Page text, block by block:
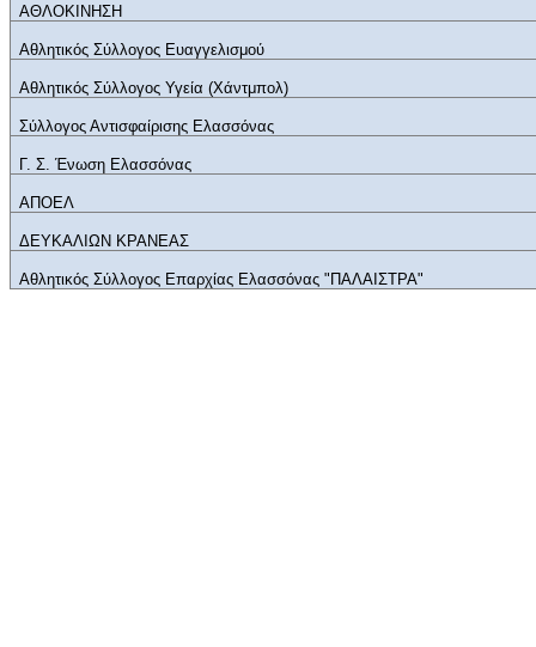
ΑΘΛΟΚΙΝΗΣΗ
Αθλητικός Σύλλογος Ευαγγελισμού
Αθλητικός Σύλλογος Υγεία (Χάντμπολ)
Σύλλογος Αντισφαίρισης Ελασσόνας
Γ. Σ. Ένωση Ελασσόνας
ΑΠΟΕΛ
ΔΕΥΚΑΛΙΩΝ ΚΡΑΝΕΑΣ
Αθλητικός Σύλλογος Επαρχίας Ελασσόνας "ΠΑΛΑΙΣΤΡΑ"